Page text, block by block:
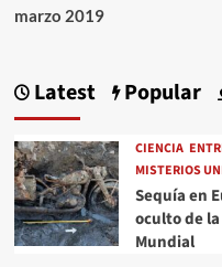
marzo 2019
Latest Popular
CIENCIA
MISTERIOS
Sequía en
oculto de
Mundial